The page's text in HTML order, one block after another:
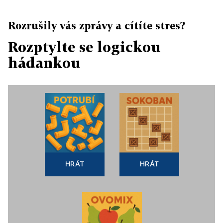
Rozrušily vás zprávy a cítíte stres?
Rozptylte se logickou
hádankou
HRÁT HRÁT